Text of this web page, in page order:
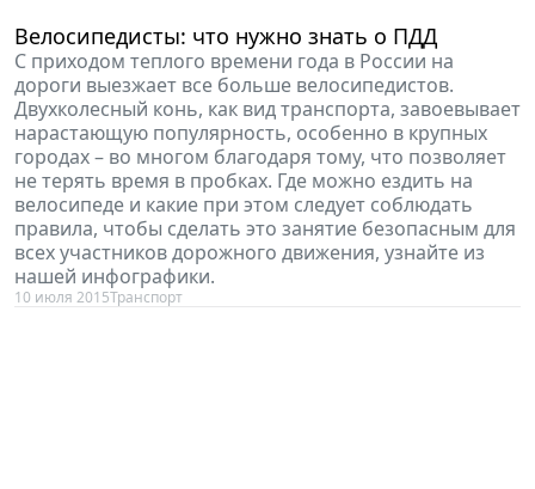
Велосипедисты: что нужно знать о ПДД
С приходом теплого времени года в России на
дороги выезжает все больше велосипедистов.
Двухколесный конь, как вид транспорта, завоевывает
нарастающую популярность, особенно в крупных
городах – во многом благодаря тому, что позволяет
не терять время в пробках. Где можно ездить на
велосипеде и какие при этом следует соблюдать
правила, чтобы сделать это занятие безопасным для
всех участников дорожного движения, узнайте из
нашей инфографики.
10 июля 2015Транспорт